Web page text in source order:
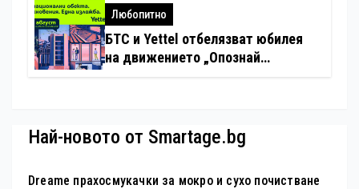
хотелиерството
Любопитно
БТС и Yettel отбелязват юбилея
на движението „Опознай
Най-новото от Smartage.bg
Dreame прахосмукачки за мокро и сухо почистване